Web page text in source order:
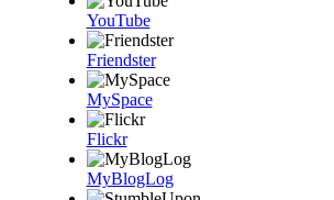
YouTube
Friendster
MySpace
Flickr
MyBlogLog